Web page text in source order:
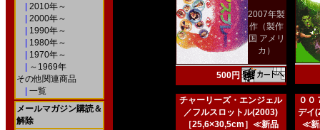
2010年～
2000年～
1990年～
1980年～
1970年～
～1969年
その他関連商品
一覧
メールマガジン購読＆
解除
2007年製
作（製作
国 アメリ
カ）
500円
チャーリーズ・エンジェル
／フルスロットル(2003)
［25,6×30,5cm］≪新品
００
デイ
≪新